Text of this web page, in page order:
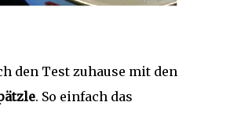
den Test zuhause mit den
. So einfach das